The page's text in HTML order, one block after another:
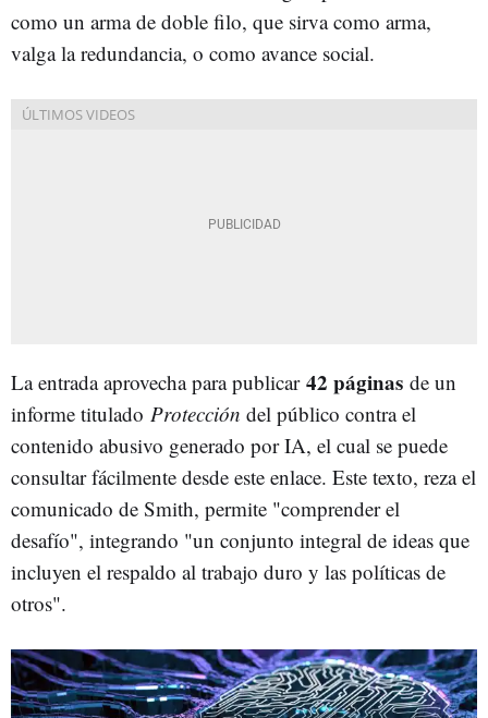
como un arma de doble filo, que sirva como arma,
valga la redundancia, o como avance social.
La entrada aprovecha para publicar 42 páginas de un
informe titulado Protección del público contra el
contenido abusivo generado por IA, el cual se puede
consultar fácilmente desde este enlace. Este texto, reza el
comunicado de Smith, permite "comprender el
desafío", integrando "un conjunto integral de ideas que
incluyen el respaldo al trabajo duro y las políticas de
otros".